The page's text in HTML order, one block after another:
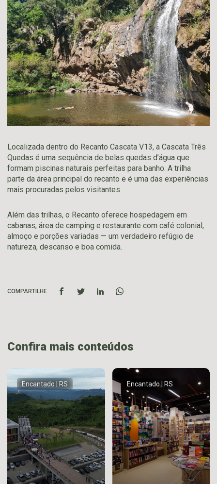
Localizada dentro do Recanto Cascata V13, a Cascata Três
Quedas é uma sequência de belas quedas d’água que
formam piscinas naturais perfeitas para banho. A trilha
parte da área principal do recanto e é uma das experiências
mais procuradas pelos visitantes.
Além das trilhas, o Recanto oferece hospedagem em
cabanas, área de camping e restaurante com café colonial,
almoço e porções variadas — um verdadeiro refúgio de
natureza, descanso e boa comida.
COMPARTILHE
Confira mais conteúdos
Encantado | RS Encantado | RS